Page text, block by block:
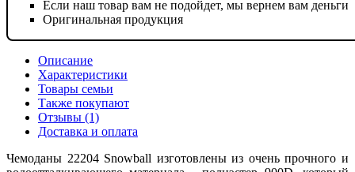
Если наш товар вам не подойдет, мы вернем вам деньги
Оригинальная продукция
Описание
Характеристики
Товары семьи
Также покупают
Отзывы (1)
Доставка и оплата
Чемоданы 22204 Snowball изготовлены из очень прочного и